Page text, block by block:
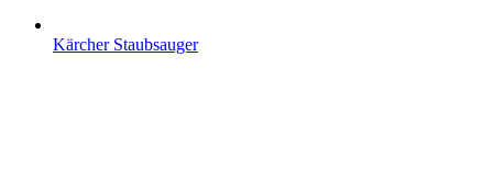
Kärcher Staubsauger